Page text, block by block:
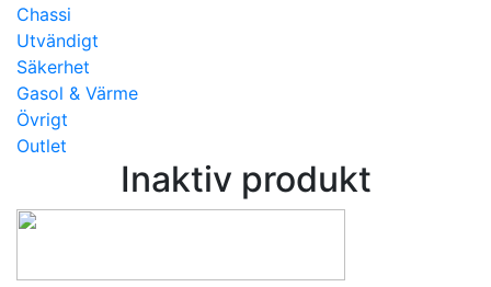
Chassi
Utvändigt
Säkerhet
Gasol & Värme
Övrigt
Outlet
Inaktiv produkt